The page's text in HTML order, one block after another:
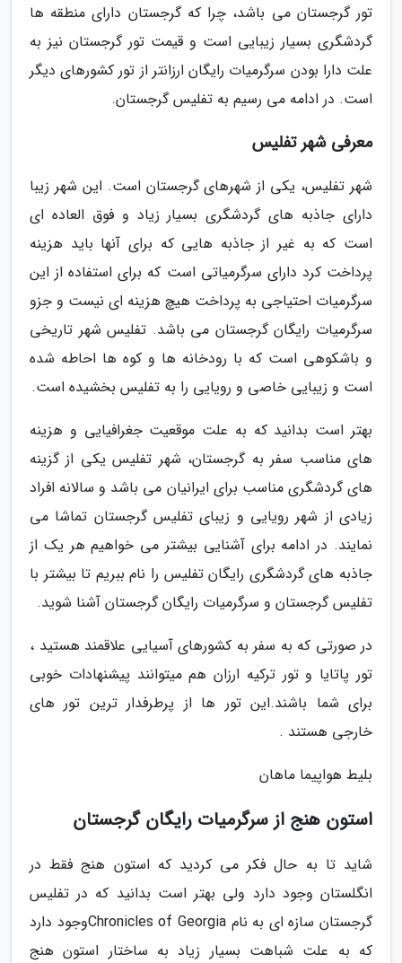
تور گرجستان می باشد، چرا که گرجستان دارای منطقه ها
گردشگری بسیار زیبایی است و قیمت تور گرجستان نیز به
علت دارا بودن سرگرمیات رایگان ارزانتر از تور کشورهای دیگر
است. در ادامه می رسیم به تفلیس گرجستان.
معرفی شهر تفلیس
شهر تفلیس، یکی از شهرهای گرجستان است. این شهر زیبا
دارای جاذبه های گردشگری بسیار زیاد و فوق العاده ای
است که به غیر از جاذبه هایی که برای آنها باید هزینه
پرداخت کرد دارای سرگرمیاتی است که برای استفاده از این
سرگرمیات احتیاجی به پرداخت هیچ هزینه ای نیست و جزو
سرگرمیات رایگان گرجستان می باشد. تفلیس شهر تاریخی
و باشکوهی است که با رودخانه ها و کوه ها احاطه شده
است و زیبایی خاصی و رویایی را به تفلیس بخشیده است.
بهتر است بدانید که به علت موقعیت جغرافیایی و هزینه
های مناسب سفر به گرجستان، شهر تفلیس یکی از گزینه
های گردشگری مناسب برای ایرانیان می باشد و سالانه افراد
زیادی از شهر رویایی و زیبای تفلیس گرجستان تماشا می
نمایند. در ادامه برای آشنایی بیشتر می خواهیم هر یک از
جاذبه های گردشگری رایگان تفلیس را نام ببریم تا بیشتر با
تفلیس گرجستان و سرگرمیات رایگان گرجستان آشنا شوید.
در صورتی که به سفر به کشورهای آسیایی علاقمند هستید ،
تور پاتایا و تور ترکیه ارزان هم میتوانند پیشنهادات خوبی
برای شما باشند.این تور ها از پرطرفدار ترین تور های
خارجی هستند .
بلیط هواپیما ماهان
استون هنج از سرگرمیات رایگان گرجستان
شاید تا به حال فکر می کردید که استون هنج فقط در
انگلستان وجود دارد ولی بهتر است بدانید که در تفلیس
گرجستان سازه ای به نام Chronicles of Georgiaوجود دارد
که به علت شباهت بسیار زیاد به ساختار استون هنج